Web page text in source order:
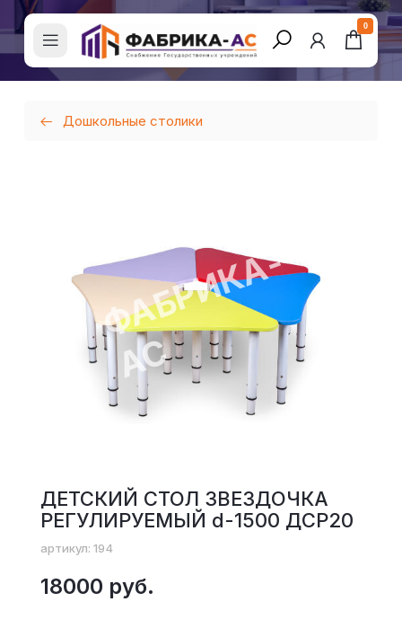
0
Дошкольные столики
ДЕТСКИЙ СТОЛ ЗВЕЗДОЧКА
РЕГУЛИРУЕМЫЙ d-1500 ДСР20
артикул: 194
18000 руб.